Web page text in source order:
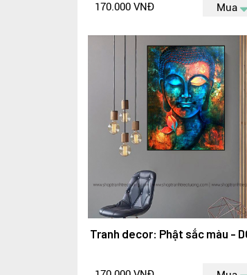
170.000 VNĐ Mua
Tranh decor: Phật sắc màu -